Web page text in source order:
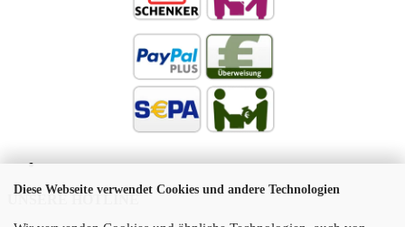
Diese Webseite verwendet Cookies und andere Technologien